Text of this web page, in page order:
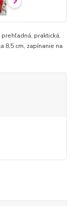
praktická,
8,5 cm, zapínanie na